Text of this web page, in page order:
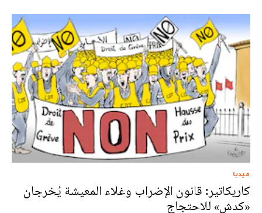
ميديا
كاريكاتير: قانون الإضراب وغلاء المعيشة يُخرجان
«كدش» للاحتجاج